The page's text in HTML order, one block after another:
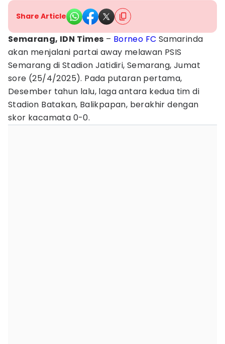
Share Article
Semarang, IDN Times – Borneo FC Samarinda
akan menjalani partai away melawan PSIS
Semarang di Stadion Jatidiri, Semarang, Jumat
sore (25/4/2025). Pada putaran pertama,
Desember tahun lalu, laga antara kedua tim di
Stadion Batakan, Balikpapan, berakhir dengan
skor kacamata 0-0.